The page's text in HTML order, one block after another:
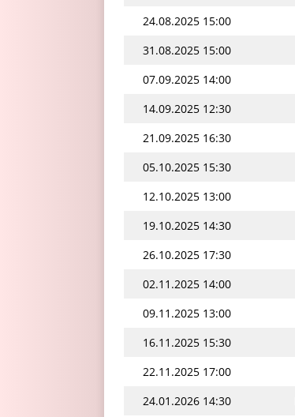
24.08.2025 15:00
31.08.2025 15:00
07.09.2025 14:00
14.09.2025 12:30
21.09.2025 16:30
05.10.2025 15:30
12.10.2025 13:00
19.10.2025 14:30
26.10.2025 17:30
02.11.2025 14:00
09.11.2025 13:00
16.11.2025 15:30
22.11.2025 17:00
24.01.2026 14:30